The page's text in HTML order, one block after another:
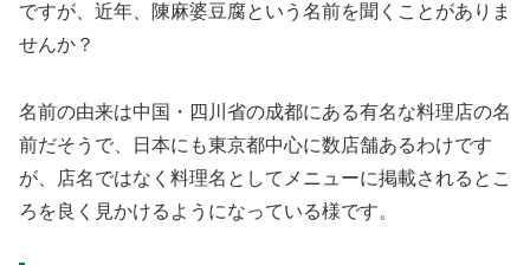
ですが、近年、陳麻婆豆腐という名前を聞くことがありま
せんか？
名前の由来は中国・四川省の成都にある有名な料理店の名
前だそうで、日本にも東京都中心に数店舗あるわけです
が、店名ではなく料理名としてメニューに掲載されるとこ
ろを良く見かけるようになっている様です。